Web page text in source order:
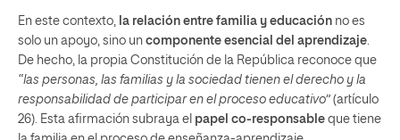
En este contexto, la relación entre familia y educación no es
solo un apoyo, sino un componente esencial del aprendizaje
De hecho, la propia Constitución de la República reconoce que
“las personas, las familias y la sociedad tienen el derecho y la
responsabilidad de participar en el proceso educativo” (artículo
26). Esta afirmación subraya el papel co-responsable que tiene